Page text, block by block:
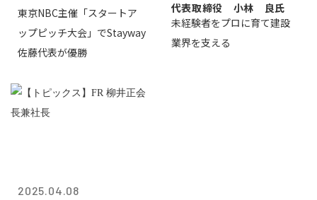
東京NBC主催「スタートア
ップピッチ大会」でStayway
佐藤代表が優勝
代表取締役 小林 良氏
未経験者をプロに育て建設
業界を支える
2025.04.08